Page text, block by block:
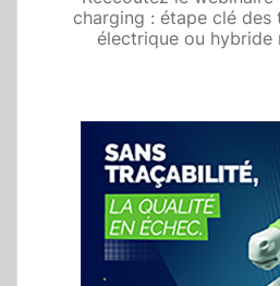
charging : étape clé des
électrique ou hybride